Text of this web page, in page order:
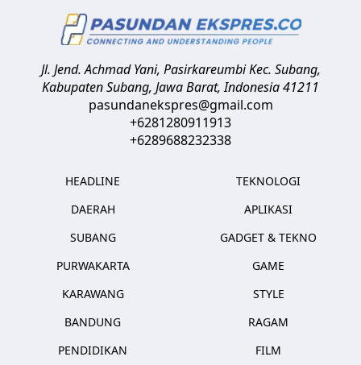
Jl. Jend. Achmad Yani, Pasirkareumbi Kec. Subang,
Kabupaten Subang, Jawa Barat,Indonesia41211
pasundanekspres@gmail.com
+6281280911913
+6289688232338
HEADLINE
DAERAH
SUBANG
PURWAKARTA
KARAWANG
BANDUNG
PENDIDIKAN
TEKNOLOGI
APLIKASI
GADGET & TEKNO
GAME
STYLE
RAGAM
FILM